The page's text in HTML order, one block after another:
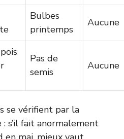
Bulbes
printemps
Aucune
Pas de
semis
Aucune
se vérifient par la
s’il fait anormalement